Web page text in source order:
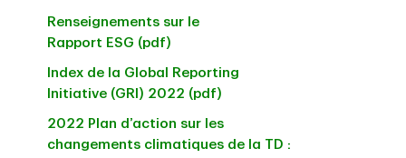
Renseignements sur le
Rapport ESG (pdf)
Index de la Global Reporting
Initiative (GRI) 2022 (pdf)
2022 Plan d’action sur les
changements climatiques de la TD :